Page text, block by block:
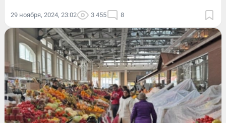
29 ноября, 2024, 23:02 3 455 8